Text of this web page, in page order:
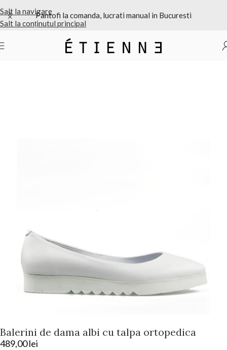
Salt la navigare
Salt la conținutul principal
Pantofi la comanda, lucrati manual in Bucuresti
Prima pagină Balerini dama
Balerini de dama albi cu talpa ortopedica
489,00lei